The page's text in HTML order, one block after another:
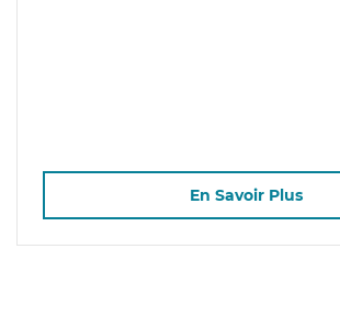
En Savoir Plus